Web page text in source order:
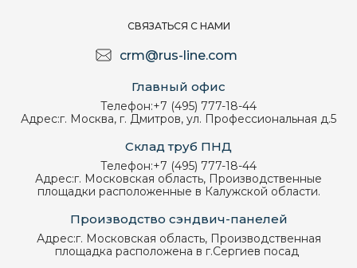
СВЯЗАТЬСЯ С НАМИ
crm@rus-line.com
Главный офис
Телефон:+7 (495) 777-18-44
Адрес:г. Москва, г. Дмитров, ул. Профессиональная д.5
Склад труб ПНД
Телефон:+7 (495) 777-18-44
Адрес:г. Московская область, Производственные
площадки расположенные в Калужской области.
Производство сэндвич-панелей
Адрес:г. Московская область, Производственная
площадка расположена в г.Сергиев посад